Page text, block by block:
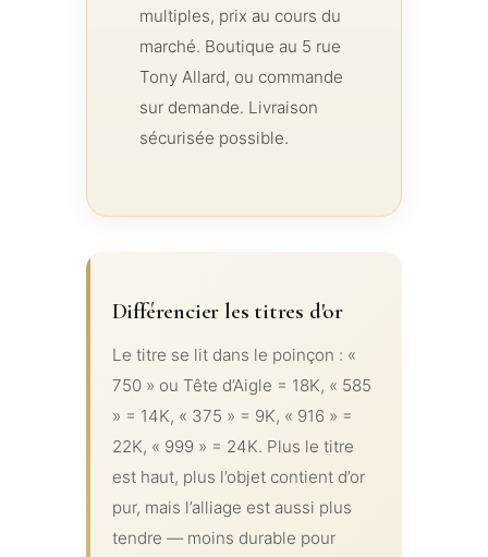
multiples, prix au cours du
marché. Boutique au 5 rue
Tony Allard, ou commande
sur demande. Livraison
sécurisée possible.
Différencier les titres d'or
Le titre se lit dans le poinçon : «
750 » ou Tête d’Aigle = 18K, « 585
» = 14K, « 375 » = 9K, « 916 » =
22K, « 999 » = 24K. Plus le titre
est haut, plus l’objet contient d’or
pur, mais l’alliage est aussi plus
tendre — moins durable pour